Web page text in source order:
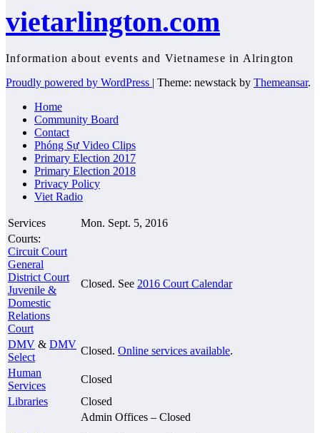
vietarlington.com
Information about events and Vietnamese in Alrington
Proudly powered by WordPress
Theme: newstack by Themeansar.
Home
Community Board
Contact
Phóng Sự Video Clips
Primary Election 2017
Primary Election 2018
Privacy Policy
Viet Radio
Services
Mon. Sept. 5, 2016
Courts:
Circuit Court
General
District Court
Juvenile &
Domestic
Relations
Court
Closed. See 2016 Court Calendar
DMV & DMV
Select
Closed. Online services available.
Human
Services
Closed
Libraries
Closed
Admin Offices – Closed